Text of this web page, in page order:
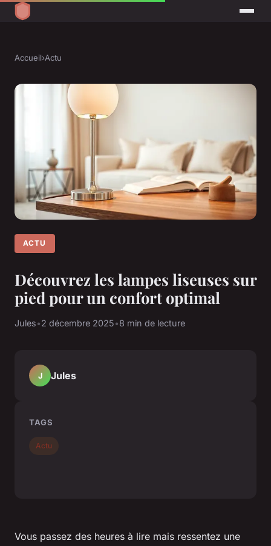
Accueil›Actu
ACTU
Découvrez les lampes liseuses sur
pied pour un confort optimal
Jules•2 décembre 2025•8 min de lecture
Vous passez des heures à lire mais ressentez une
J Jules
TAGS
Actu